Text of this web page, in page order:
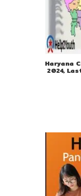
Haryana
2024,